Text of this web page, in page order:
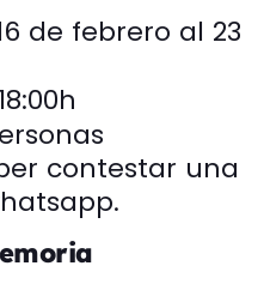
de febrero al 23
contestar una